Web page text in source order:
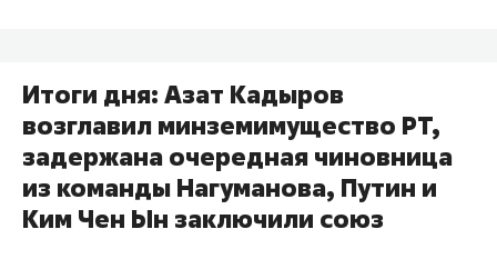
Итоги дня: Азат Кадыров
возглавил минземимущество РТ,
задержана очередная чиновница
из команды Нагуманова, Путин и
Ким Чен Ын заключили союз